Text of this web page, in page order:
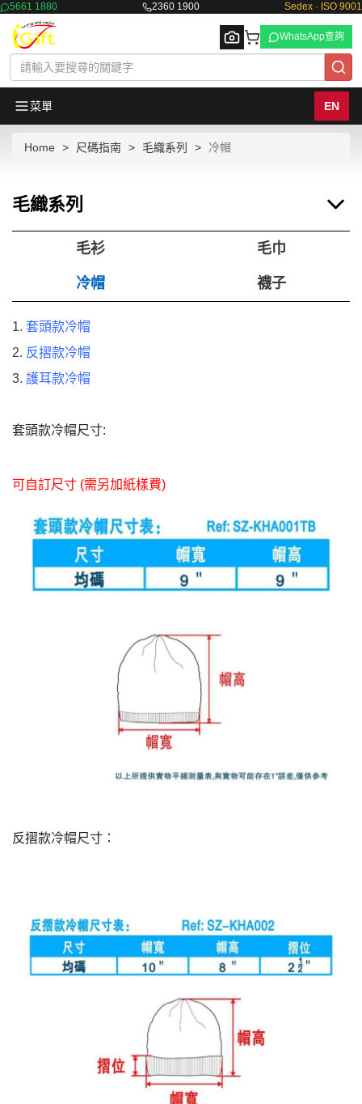
5661 1880 2360 1900 Sedex · ISO 9001
Browse
WhatsApp查詢
菜單 EN
Home 尺碼指南 毛織系列 冷帽
毛織系列
毛衫 毛巾
冷帽 襪子
1. 套頭款冷帽
2. 反摺款冷帽
3. 護耳款冷帽
套頭款冷帽尺寸:
可自訂尺寸 (需另加紙樣費)
反摺款冷帽尺寸：